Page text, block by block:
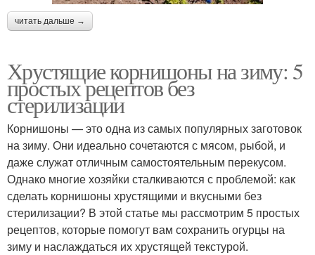
читать дальше →
Хрустящие корнишоны на зиму: 5
простых рецептов без
стерилизации
Корнишоны — это одна из самых популярных заготовок
на зиму. Они идеально сочетаются с мясом, рыбой, и
даже служат отличным самостоятельным перекусом.
Однако многие хозяйки сталкиваются с проблемой: как
сделать корнишоны хрустящими и вкусными без
стерилизации? В этой статье мы рассмотрим 5 простых
рецептов, которые помогут вам сохранить огурцы на
зиму и наслаждаться их хрустящей текстурой.